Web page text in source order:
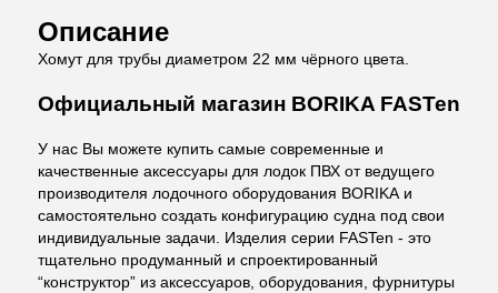
Описание
Хомут для трубы диаметром 22 мм чёрного цвета.
Официальный магазин BORIKA FASTen
У нас Вы можете купить самые современные и
качественные аксессуары для лодок ПВХ от ведущего
производителя лодочного оборудования BORIKA и
самостоятельно создать конфигурацию судна под свои
индивидуальные задачи. Изделия серии FASTen - это
тщательно продуманный и спроектированный
“конструктор” из аксессуаров, оборудования, фурнитуры